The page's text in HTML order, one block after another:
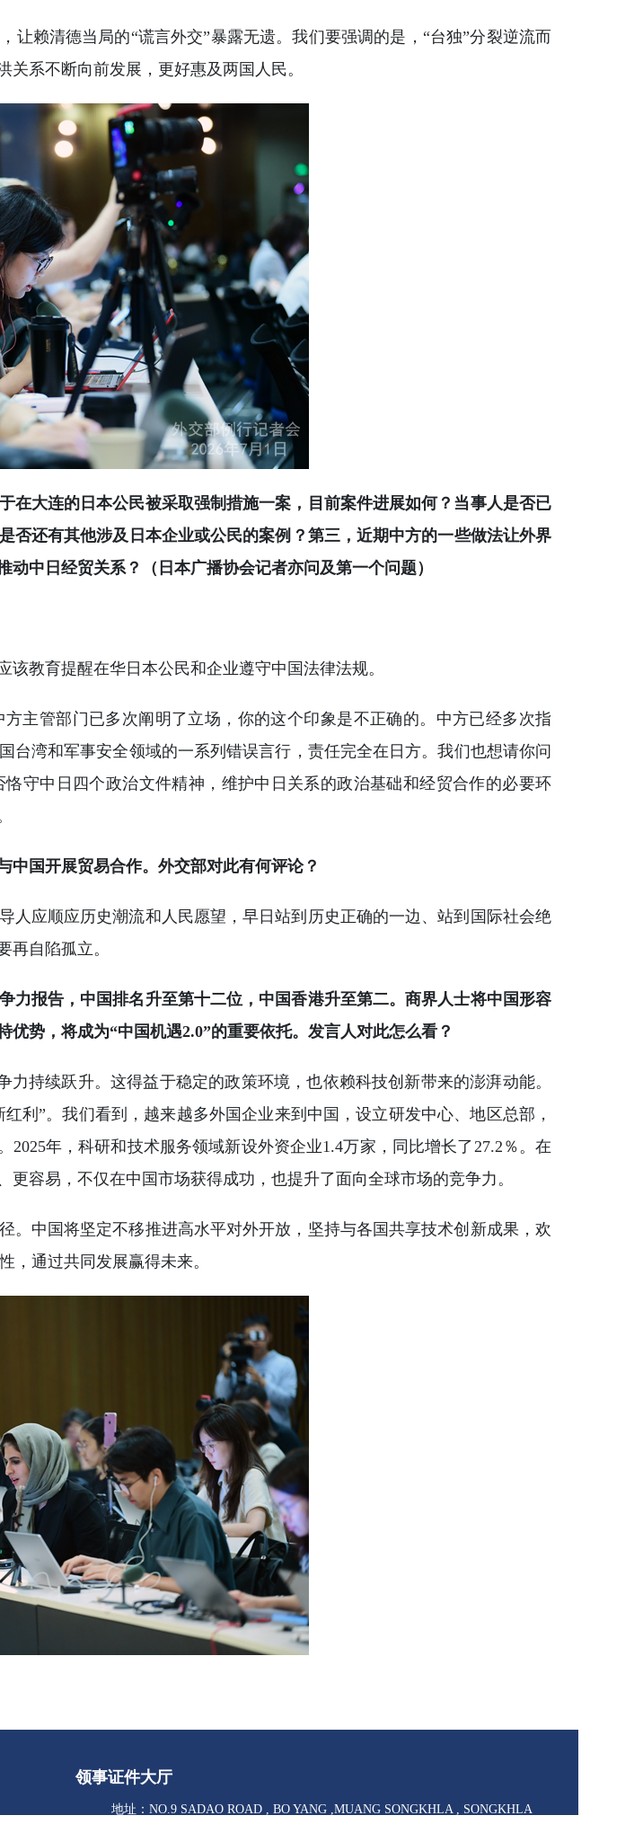
赖清德当局的“谎言外交”暴露无遗。我们要强调的是，“台独”分裂逆流而
系不断向前发展，更好惠及两国人民。
在大连的日本公民被采取强制措施一案，目前案件进展如何？当事人是否已
否还有其他涉及日本企业或公民的案例？第三，近期中方的一些做法让外界
中日经贸关系？（日本广播协会记者亦问及第一个问题）
教育提醒在华日本公民和企业遵守中国法律法规。
主管部门已多次阐明了立场，你的这个印象是不正确的。中方已经多次指
湾和军事安全领域的一系列错误言行，责任完全在日方。我们也想请你问
守中日四个政治文件精神，维护中日关系的政治基础和经贸合作的必要环
中国开展贸易合作。外交部对此有何评论？
人应顺应历史潮流和人民愿望，早日站到历史正确的一边、站到国际社会绝
再自陷孤立。
力报告，中国排名升至第十二位，中国香港升至第二。商界人士将中国形容
势，将成为“中国机遇2.0”的重要依托。发言人对此怎么看？
持续跃升。这得益于稳定的政策环境，也依赖科技创新带来的澎湃动能。
利”。我们看到，越来越多外国企业来到中国，设立研发中心、地区总部，
年，科研和技术服务领域新设外资企业1.4万家，同比增长了27.2％。在
容易，不仅在中国市场获得成功，也提升了面向全球市场的竞争力。
。中国将坚定不移推进高水平对外开放，坚持与各国共享技术创新成果，欢
，通过共同发展赢得未来。
领事证件大厅
地址：NO.9 SADAO ROAD , BO YANG ,MUANG SONGKHLA , SONGKHLA